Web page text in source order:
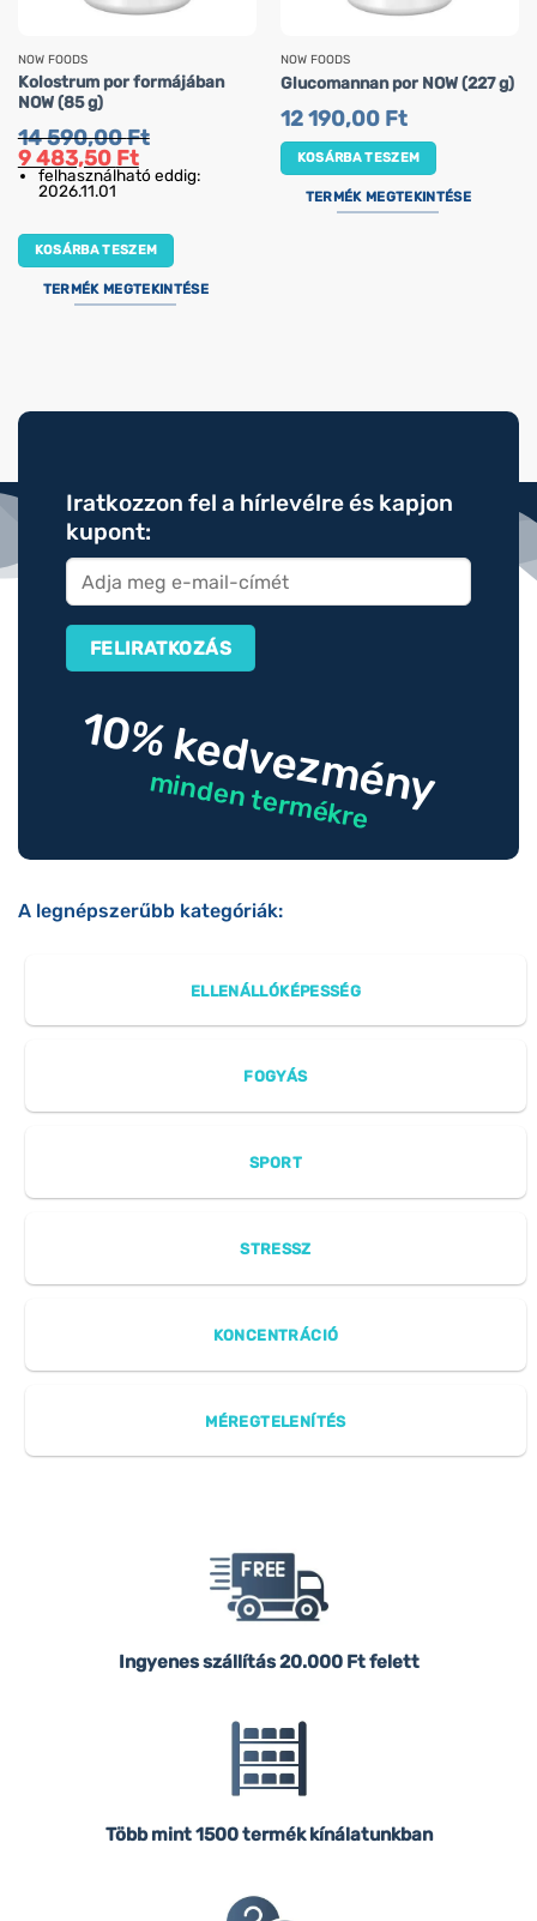
NOW FOODS
Kolostrum por formájában
NOW (85 g)
14 590,00Ft
Original
price
was:
9 483,50 FtCurrent
price
is:
felhasználható eddig:
2026.11.01
KOSÁRBA TESZEM
TERMÉK MEGTEKINTÉSE
NOW FOODS
Glucomannan por NOW (227 g)
12 190,00 Ft
KOSÁRBA TESZEM
TERMÉK MEGTEKINTÉSE
Iratkozzon fel a hírlevélre és kapjon
kupont:
10% kedvezmény
minden termékre
A legnépszerűbb kategóriák:
ELLENÁLLÓKÉPESSÉG
FOGYÁS
SPORT
STRESSZ
KONCENTRÁCIÓ
MÉREGTELENÍTÉS
Ingyenes szállítás20.000 Ft felett
Több mint 1500 termék kínálatunkban